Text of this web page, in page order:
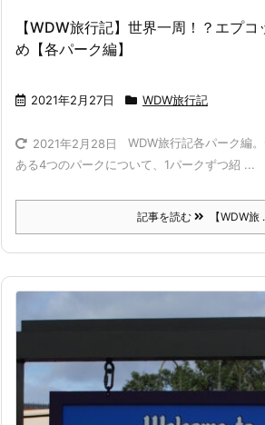
【WDW旅行記】世界一周！？エプ
め【各パーク編】
2021年2月27日 WDW旅行記
2021年2月28日
WDW旅行記各パーク編
ある4つのパークについて、1パークずつ紹 ...
記事を読む 【WDW旅